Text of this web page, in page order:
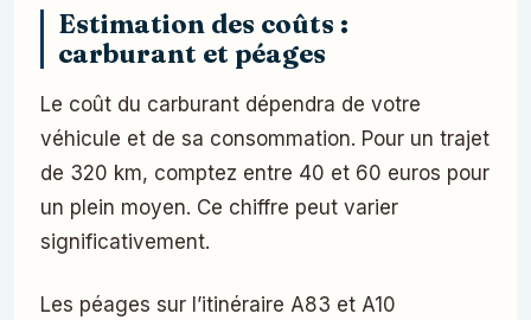
Estimation des coûts :
carburant et péages
Le coût du carburant dépendra de votre
véhicule et de sa consommation. Pour un trajet
de 320 km, comptez entre 40 et 60 euros pour
un plein moyen. Ce chiffre peut varier
significativement.
Les péages sur l’itinéraire A83 et A10